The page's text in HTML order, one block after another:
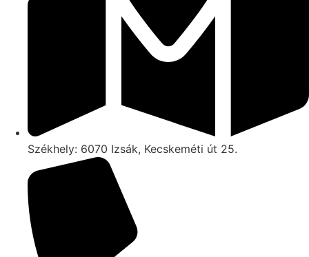
Székhely: 6070 Izsák, Kecskeméti út 25.